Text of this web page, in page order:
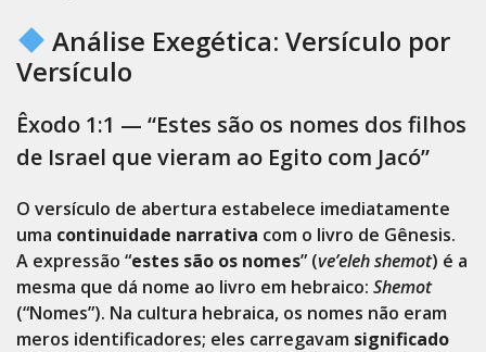
Análise Exegética: Versículo por
Versículo
Êxodo 1:1 — “Estes são os nomes dos filhos
de Israel que vieram ao Egito com Jacó”
O versículo de abertura estabelece imediatamente
uma continuidade narrativa com o livro de Gênesis.
A expressão “estes são os nomes” (ve’eleh shemot) é a
mesma que dá nome ao livro em hebraico: Shemot
(“Nomes”). Na cultura hebraica, os nomes não eram
meros identificadores; eles carregavam significado